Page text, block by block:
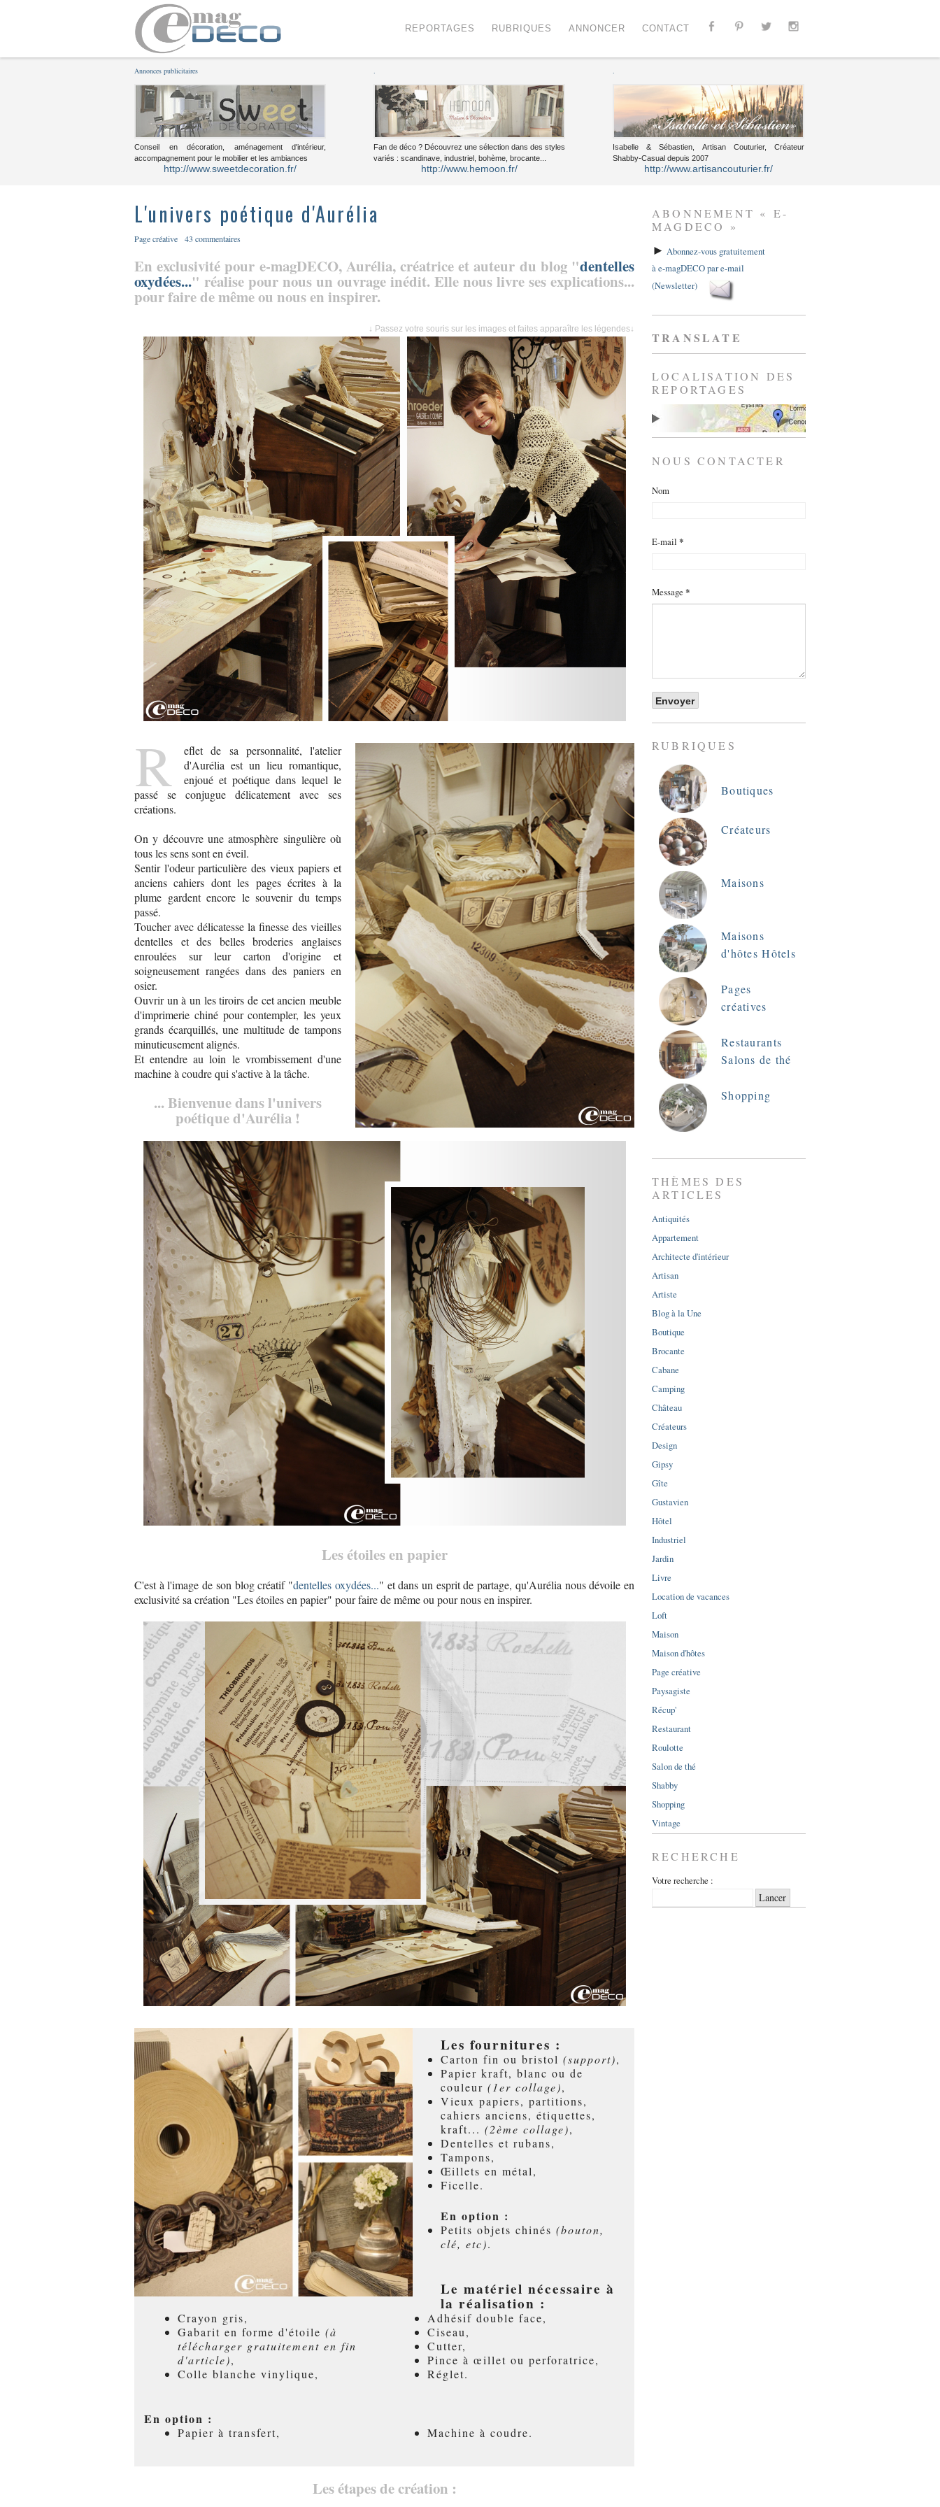
REPORTAGES RUBRIQUES ANNONCER CONTACT
Annonces publicitaires
Conseil en décoration, aménagement d'intérieur,
accompagnement pour le mobilier et les ambiances
http://www.sweetdecoration.fr/
Fan de déco ? Découvrez une sélection dans des styles
variés : scandinave, industriel, bohème, brocante...
http://www.hemoon.fr/
Isabelle & Sébastien, Artisan Couturier, Créateur
Shabby-Casual depuis 2007
http://www.artisancouturier.fr/
L'univers poétique d'Aurélia
Page créative 43 commentaires
En exclusivité pour e-magDECO, Aurélia, créatrice et auteur du blog "dentelles
oxydées..." réalise pour nous un ouvrage inédit. Elle nous livre ses explications...
pour faire de même ou nous en inspirer.
↓ Passez votre souris sur les images et faites apparaître les légendes↓
R
eflet de sa personnalité, l'atelier
d'Aurélia est un lieu romantique,
enjoué et poétique dans lequel le
passé se conjugue délicatement avec ses
créations.
On y découvre une atmosphère singulière où
tous les sens sont en éveil.
Sentir l'odeur particulière des vieux papiers et
anciens cahiers dont les pages écrites à la
plume gardent encore le souvenir du temps
passé.
Toucher avec délicatesse la finesse des vieilles
dentelles et des belles broderies anglaises
enroulées sur leur carton d'origine et
soigneusement rangées dans des paniers en
osier.
Ouvrir un à un les tiroirs de cet ancien meuble
d'imprimerie chiné pour contempler, les yeux
grands écarquillés, une multitude de tampons
minutieusement alignés.
Et entendre au loin le vrombissement d'une
machine à coudre qui s'active à la tâche.
... Bienvenue dans l'univers
poétique d'Aurélia !
Les étoiles en papier
C'est à l'image de son blog créatif "dentelles oxydées..." et dans un esprit de partage, qu'Aurélia nous dévoile en
exclusivité sa création "Les étoiles en papier" pour faire de même ou pour nous en inspirer.
Les fournitures :
Carton fin ou bristol (support),
Papier kraft, blanc ou de
couleur (1er collage),
Vieux papiers, partitions,
cahiers anciens, étiquettes,
kraft... (2ème collage),
Dentelles et rubans,
Tampons,
Œillets en métal,
Ficelle.
En option :
Petits objets chinés (bouton,
clé, etc).
Le matériel nécessaire à
la réalisation :
Crayon gris,
Gabarit en forme d'étoile (à
télécharger gratuitement en fin
d'article),
Colle blanche vinylique,
Adhésif double face,
Ciseau,
Cutter,
Pince à œillet ou perforatrice,
Réglet.
En option :
Papier à transfert, Machine à coudre.
Les étapes de création :
ABONNEMENT « E-
MAGDECO »
► Abonnez-vous gratuitement
à e-magDECO par e-mail
(Newsletter)
TRANSLATE
LOCALISATION DES
REPORTAGES
NOUS CONTACTER
Nom
E-mail *
Message *
RUBRIQUES
Boutiques
Créateurs
Maisons
Maisons
d'hôtes Hôtels
Pages
créatives
Restaurants
Salons de thé
Shopping
THÈMES DES
ARTICLES
Antiquités
Appartement
Architecte d'intérieur
Artisan
Artiste
Blog à la Une
Boutique
Brocante
Cabane
Camping
Château
Créateurs
Design
Gipsy
Gîte
Gustavien
Hôtel
Industriel
Jardin
Livre
Location de vacances
Loft
Maison
Maison d'hôtes
Page créative
Paysagiste
Récup'
Restaurant
Roulotte
Salon de thé
Shabby
Shopping
Vintage
RECHERCHE
Votre recherche :